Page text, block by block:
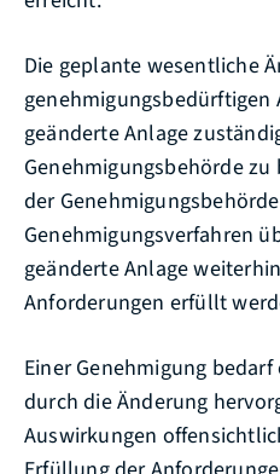
Die geplante wesentliche
genehmigungsbedürftigen
geänderte Anlage
Genehmigungsbehörde zu
der
Genehmigungsverfahren
geänderte Anlage
Anforderungen erfüllt
Einer Genehmigung
durch die Änderung
Auswirkungen